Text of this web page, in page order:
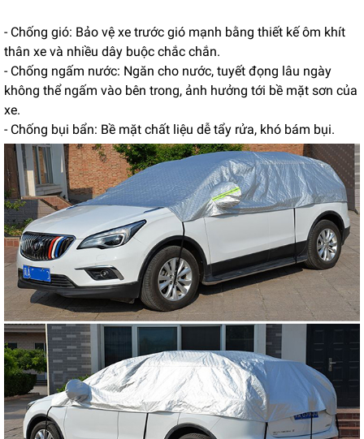
- Chống gió: Bảo vệ xe trước gió mạnh bằng thiết kế ôm khít
thân xe và nhiều dây buộc chắc chắn.
- Chống ngấm nước: Ngăn cho nước, tuyết đọng lâu ngày
không thể ngấm vào bên trong, ảnh hưởng tới bề mặt sơn của
xe.
- Chống bụi bẩn: Bề mặt chất liệu dễ tẩy rửa, khó bám bụi.